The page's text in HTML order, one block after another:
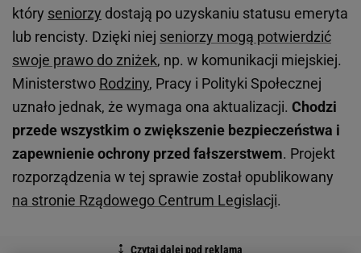
który seniorzy dostają po uzyskaniu statusu emeryta
lub rencisty. Dzięki niej seniorzy mogą potwierdzić
swoje prawo do zniżek, np. w komunikacji miejskiej.
Ministerstwo Rodziny, Pracy i Polityki Społecznej
uznało jednak, że wymaga ona aktualizacji. Chodzi
przede wszystkim o zwiększenie bezpieczeństwa i
zapewnienie ochrony przed fałszerstwem. Projekt
rozporządzenia w tej sprawie został opublikowany
na stronie Rządowego Centrum Legislacji.